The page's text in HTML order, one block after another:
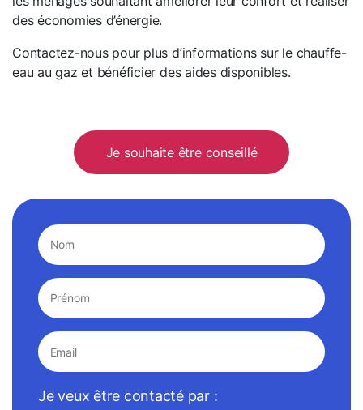
des économies d’énergie.
Contactez-nous pour plus d’informations sur le chauffe-
eau au gaz et bénéficier des aides disponibles.
Je souhaite être conseillé
Je veux être contacté par :